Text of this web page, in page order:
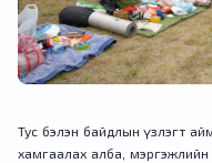
Тус бэлэн байдлын үзлэгт
хамгаалах алба, мэргэжлийн